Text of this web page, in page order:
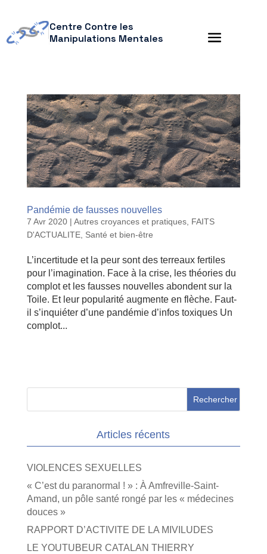
Centre Contre les
Manipulations Mentales
Pandémie de fausses nouvelles
7 Avr 2020| Autres croyances et pratiques, FAITS
D'ACTUALITE, Santé et bien-être
L’incertitude et la peur sont des terreaux fertiles
pour l’imagination. Face à la crise, les théories du
complot et les fausses nouvelles abondent sur la
Toile. Et leur popularité augmente en flèche. Faut-
il s’inquiéter d’une pandémie d’infos toxiques Un
complot...
Articles récents
VIOLENCES SEXUELLES
« C’est du paranormal ! » : À Amfreville-Saint-
Amand, un pôle santé rongé par les « médecines
douces »
RAPPORT D’ACTIVITE DE LA MIVILUDES
LE YOUTUBEUR CATALAN THIERRY